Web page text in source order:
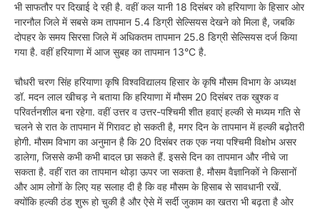
भी साफतौर पर दिखाई दे रही है. वहीं कल यानी 18 दिसंबर को हरियाणा के हिसार ओर
नारनौल जिले में सबसे कम तापमान 5.4 डिग्री सेल्सियस देखने को मिला है, जबकि
दोपहर के समय सिरसा जिले में अधिकतम तापमान 25.8 डिग्री सेल्सियस दर्ज किया
गया है. वहीं हरियाणा में आज सुबह का तापमान 13°C है.
चौधरी चरण सिंह हरियाणा कृषि विश्वविद्यालय हिसार के कृषि मौसम विभाग के अध्यक्ष
डॉ. मदन लाल खीचड़ ने बताया कि हरियाणा में मौसम 20 दिसंबर तक खुश्क व
परिवर्तनशील बना रहेगा. वहीं उत्तर व उत्तर-पश्चिमी शीत हवाएं हल्की से मध्यम गति से
चलने से रात के तापमान में गिरावट हो सकती है, मगर दिन के तापमान में हल्की बढ़ोतरी
होगी. मौसम विभाग का अनुमान है कि 20 दिसंबर तक एक नया पश्चिमी विक्षोभ असर
डालेगा, जिससे कभी कभी बादल छा सकते हैं. इससे दिन का तापमान और नीचे जा
सकता है. वहीं रात का तापमान थोड़ा ऊपर जा सकता है. मौसम वैज्ञानिकों ने किसानों
और आम लोगों के लिए यह सलाह दी है कि वह मौसम के हिसाब से सावधानी रखें.
क्योंकि हल्की ठंड शुरू हो चुकी है और ऐसे में सर्दी जुकाम का खतरा भी बढ़ता है ओर